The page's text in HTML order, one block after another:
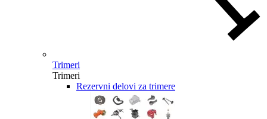
Trimeri
Trimeri
Rezervni delovi za trimere